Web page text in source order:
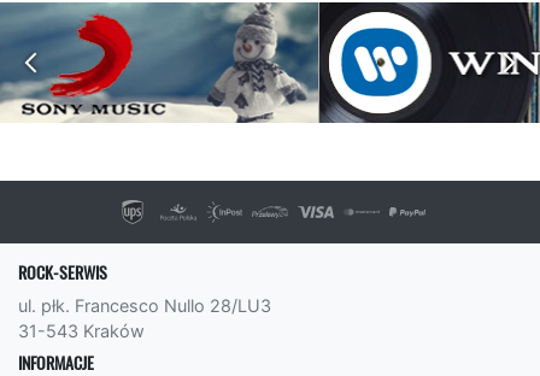
ROCK-SERWIS
ul. płk. Francesco Nullo 28/LU3
31-543 Kraków
INFORMACJE